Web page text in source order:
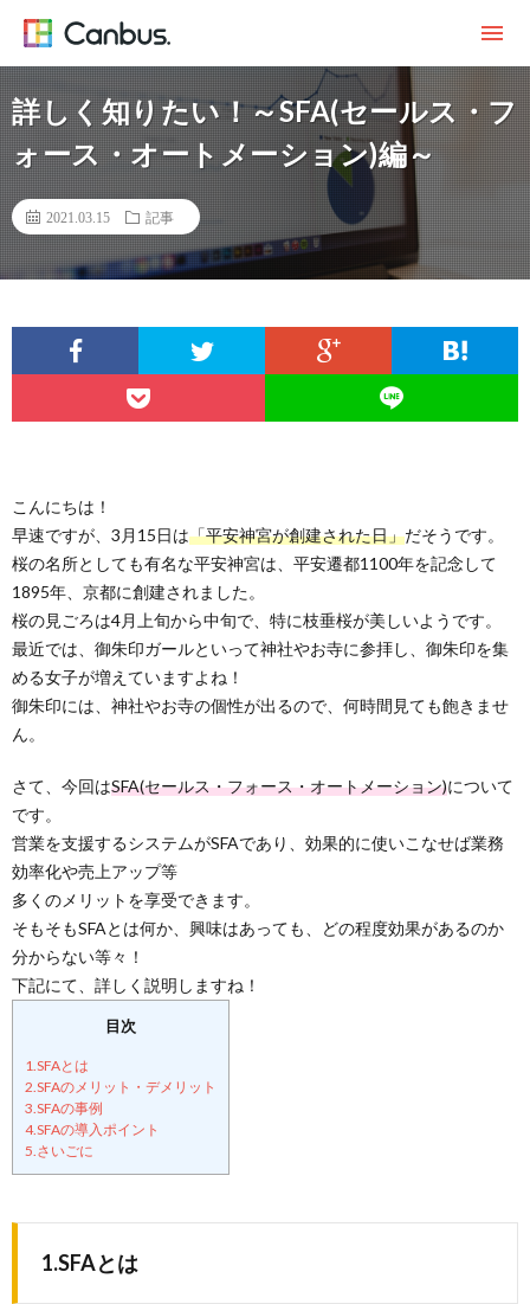
詳しく知りたい！～SFA(セールス・フ
ォース・オートメーション)編～
2021.03.15 記事
こんにちは！
早速ですが、3月15日は「平安神宮が創建された日」だそうです。
桜の名所としても有名な平安神宮は、平安遷都1100年を記念して
1895年、京都に創建されました。
桜の見ごろは4月上旬から中旬で、特に枝垂桜が美しいようです。
最近では、御朱印ガールといって神社やお寺に参拝し、御朱印を集
める女子が増えていますよね！
御朱印には、神社やお寺の個性が出るので、何時間見ても飽きませ
ん。
さて、今回はSFA(セールス・フォース・オートメーション)について
です。
営業を支援するシステムがSFAであり、効果的に使いこなせば業務
効率化や売上アップ等
多くのメリットを享受できます。
そもそもSFAとは何か、興味はあっても、どの程度効果があるのか
分からない等々！
下記にて、詳しく説明しますね！
目次
1.SFAとは
2.SFAのメリット・デメリット
3.SFAの事例
4.SFAの導入ポイント
5.さいごに
1.SFAとは